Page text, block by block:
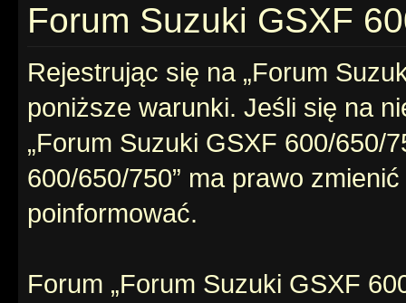
Forum Suzuki GSXF
Rejestrując się na „Forum
poniższe warunki. Jeśli się na
„Forum Suzuki GSXF 600/650/
600/650/750” ma prawo
poinformować.
Forum „Forum Suzuki GSXF